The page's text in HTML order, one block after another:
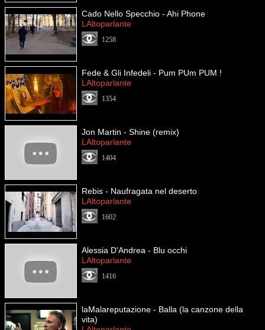
Cado Nello Specchio - Ahi Phone
LAltoparlante
1258
Fede & Gli Infedeli - Pum PUm PUM !
LAltoparlante
1354
Jon Martin - Shine (remix)
LAltoparlante
1404
Rebis - Naufragata nel deserto
LAltoparlante
1602
Alessia D'Andrea - Blu occhi
LAltoparlante
1416
laMalareputazione - Balla (la canzone della
vita)